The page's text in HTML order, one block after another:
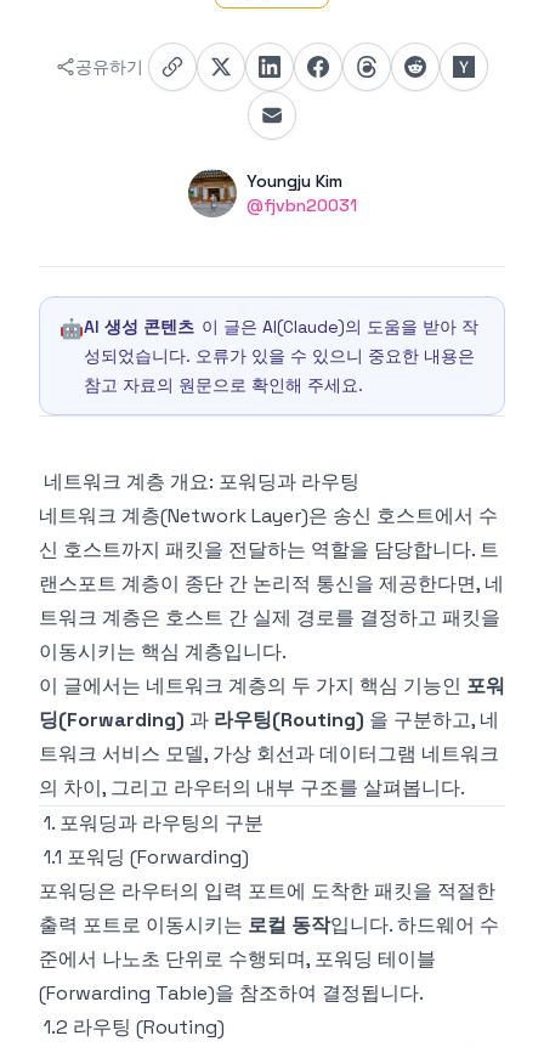
공유하기
Name
Youngju Kim
Twitter
@fjvbn20031
🤖AI 생성 콘텐츠 이 글은 AI(Claude)의 도움을 받아 작
성되었습니다. 오류가 있을 수 있으니 중요한 내용은
참고 자료의 원문으로 확인해 주세요.
네트워크 계층 개요: 포워딩과 라우팅
네트워크 계층(Network Layer)은 송신 호스트에서 수
신 호스트까지 패킷을 전달하는 역할을 담당합니다. 트
랜스포트 계층이 종단 간 논리적 통신을 제공한다면, 네
트워크 계층은 호스트 간 실제 경로를 결정하고 패킷을
이동시키는 핵심 계층입니다.
이 글에서는 네트워크 계층의 두 가지 핵심 기능인 포워
딩(Forwarding) 과 라우팅(Routing) 을 구분하고, 네
트워크 서비스 모델, 가상 회선과 데이터그램 네트워크
의 차이, 그리고 라우터의 내부 구조를 살펴봅니다.
1. 포워딩과 라우팅의 구분
1.1 포워딩 (Forwarding)
포워딩은 라우터의 입력 포트에 도착한 패킷을 적절한
출력 포트로 이동시키는 로컬 동작입니다. 하드웨어 수
준에서 나노초 단위로 수행되며, 포워딩 테이블
(Forwarding Table)을 참조하여 결정됩니다.
1.2 라우팅 (Routing)